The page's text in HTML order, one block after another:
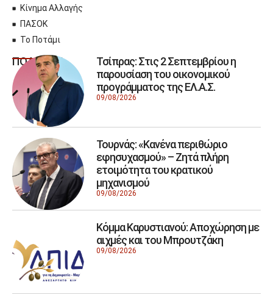
Κίνημα Αλλαγής
ΠΑΣΟΚ
Το Ποτάμι
ΠΟΛΙΤΙΚΗ
Τσίπρας: Στις 2 Σεπτεμβρίου η
παρουσίαση του οικονομικού
προγράμματος της ΕΛ.Α.Σ.
09/08/2026
Τουρνάς: «Κανένα περιθώριο
εφησυχασμού» – Ζητά πλήρη
ετοιμότητα του κρατικού
μηχανισμού
09/08/2026
Κόμμα Καρυστιανού: Αποχώρηση με
αιχμές και του Μπρουτζάκη
09/08/2026